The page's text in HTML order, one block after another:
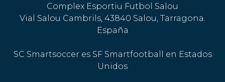
Complex Esportiu Futbol Salou
Vial Salou Cambrils, 43840 Salou, Tarragona.
España
SC Smartsoccer es SF Smartfootball en Estados
Unidos